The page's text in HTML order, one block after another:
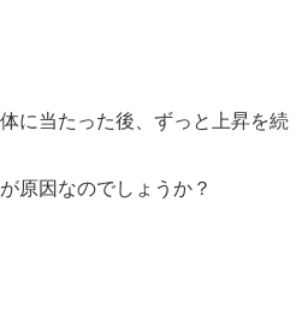
に当たった後、ずっと上昇を続
原因なのでしょうか？